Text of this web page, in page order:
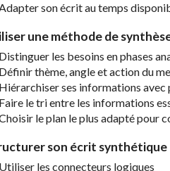
son écrit au temps
une méthode de
Distinguer les besoins en phases
Définir thème, angle et action du
Hiérarchiser ses informations avec
Faire le tri entre les informations
le plan le plus adapté pour
son écrit synthétique
Utiliser les connecteurs logiques